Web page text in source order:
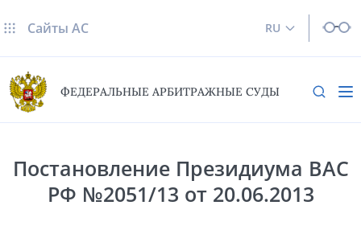
RU
Сайты AC
ФЕДЕРАЛЬНЫЕ АРБИТРАЖНЫЕ СУДЫ
Постановление Президиума ВАС
РФ №2051/13 от 20.06.2013